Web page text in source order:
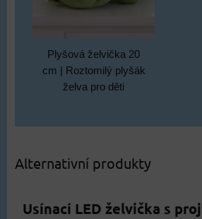
Plyšová želvička 20
cm | Roztomilý plyšák
želva pro děti
Alternativní produkty
Usínací LED želvička s